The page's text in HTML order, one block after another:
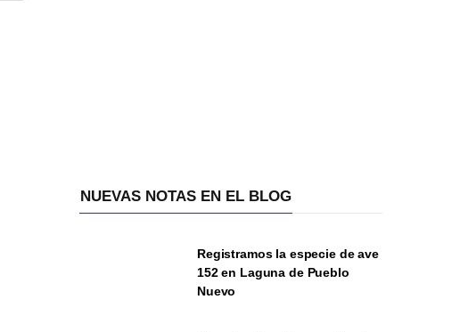
NUEVAS NOTAS EN EL BLOG
Registramos la especie de ave
152 en Laguna de Pueblo
Nuevo